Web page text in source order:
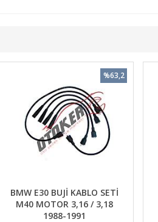
BMW E30 BUJİ KABLO SETİ
M40 MOTOR 3,16 / 3,18
1988-1991
%63,2